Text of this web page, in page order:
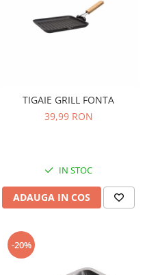
TIGAIE GRILL FONTA
39,99 RON
IN STOC
ADAUGA IN COS
-20%